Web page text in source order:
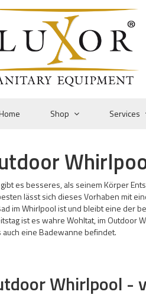
Shop Services
es besseres, als seinem Körper
lässt sich dieses Vorhaben mit
im Whirlpool ist und bleibt eine der
ist es wahre Wohltat, im Outdoor
auch eine Badewanne befindet.
Whirlpool -